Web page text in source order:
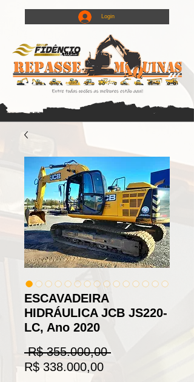
Login
ESCAVADEIRA
HIDRÁULICA JCB JS220-
LC, Ano 2020
R$ 355.000,00 Preço
R$ 338.000,00Preço